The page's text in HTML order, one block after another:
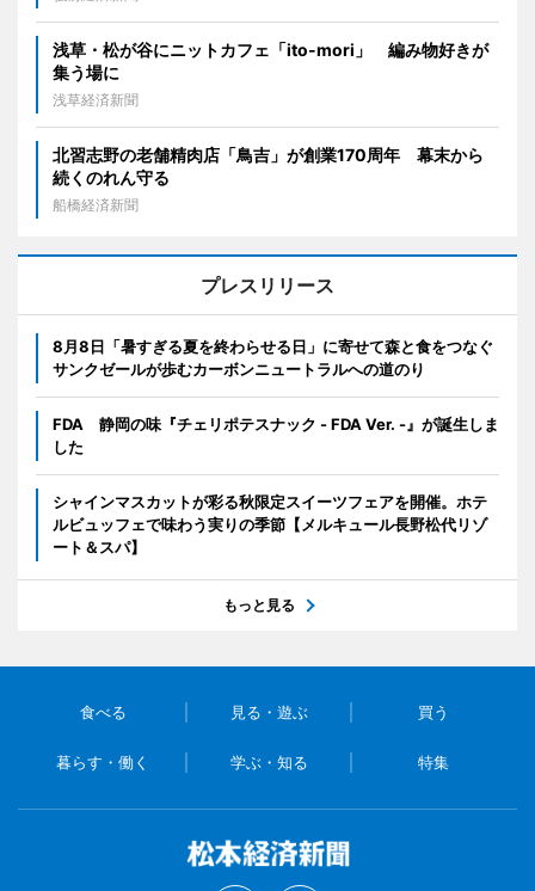
浅草・松が谷にニットカフェ「ito-mori」 編み物好きが
集う場に
浅草経済新聞
北習志野の老舗精肉店「鳥吉」が創業170周年 幕末から
続くのれん守る
船橋経済新聞
プレスリリース
8月8日「暑すぎる夏を終わらせる日」に寄せて森と食をつなぐ
サンクゼールが歩むカーボンニュートラルへの道のり
FDA 静岡の味『チェリポテスナック - FDA Ver. -』が誕生しま
した
シャインマスカットが彩る秋限定スイーツフェアを開催。ホテ
ルビュッフェで味わう実りの季節【メルキュール長野松代リゾ
ート＆スパ】
もっと見る
食べる 見る・遊ぶ 買う
暮らす・働く 学ぶ・知る 特集